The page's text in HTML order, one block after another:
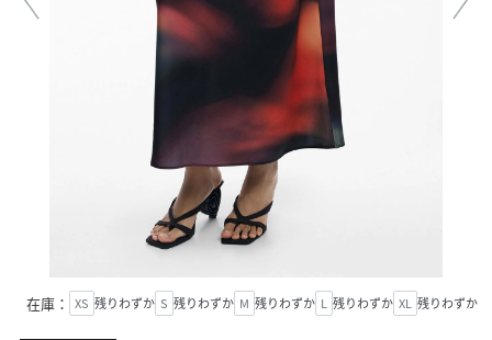
在庫： XS 残りわずか S 残りわずか M 残りわずか L 残りわずか XL 残りわずか